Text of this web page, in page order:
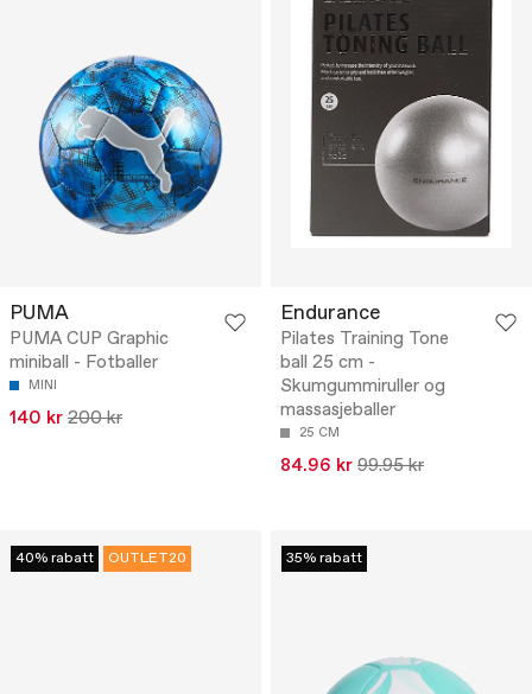
PUMA
PUMA CUP Graphic
miniball - Fotballer
MINI
140 kr 200 kr
Endurance
Pilates Training Tone
ball 25 cm -
Skumgummiruller og
massasjeballer
25 CM
84.96 kr 99.95 kr
40% rabatt OUTLET20 35% rabatt